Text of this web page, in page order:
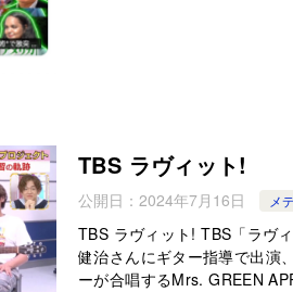
TBS ラヴィット!
公開日： 2024年7月16日 メ
TBS ラヴィット! TBS「ラヴ
健治さんにギター指導で出演
ーが合唱するMrs. GREEN